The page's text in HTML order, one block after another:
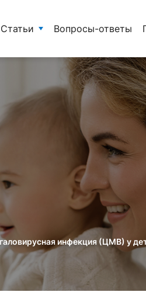
Статьи Вопросы-ответы
инфекция (ЦМВ) у